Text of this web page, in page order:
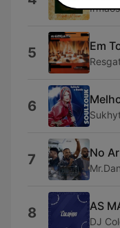
5 Em
6
7 No
Mr.Dan
8 AS
DJ